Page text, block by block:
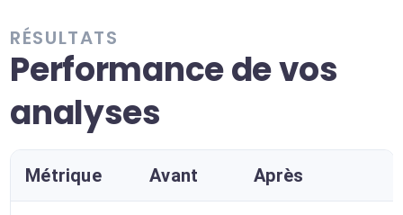
RÉSULTATS
Performance de vos
analyses
Métrique Avant Après